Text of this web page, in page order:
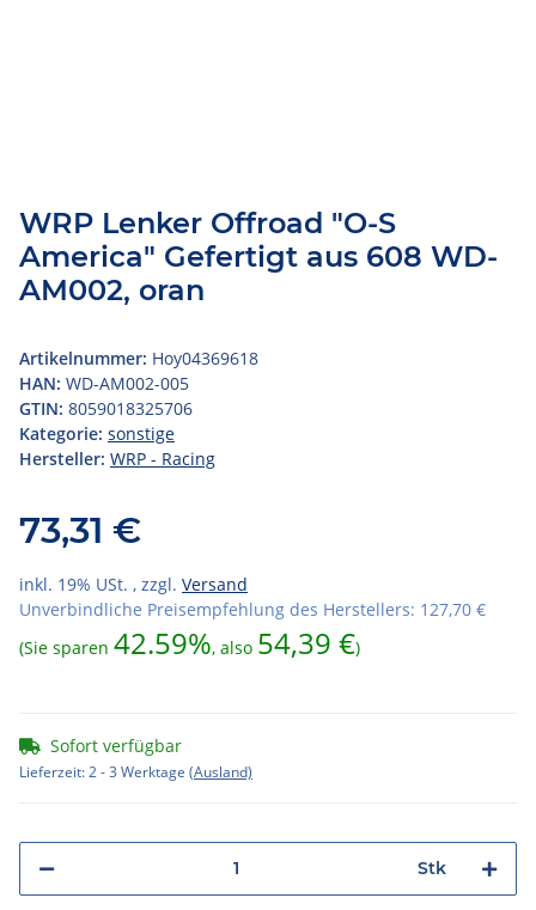
WRP Lenker Offroad "O-S
America" Gefertigt aus 608 WD-
AM002, oran
Artikelnummer: Hoy04369618
HAN: WD-AM002-005
GTIN: 8059018325706
Kategorie: sonstige
Hersteller: WRP - Racing
73,31 €
inkl. 19% USt. , zzgl. Versand
Unverbindliche Preisempfehlung des Herstellers: 127,70 €
(Sie sparen 42.59%, also 54,39 €)
Sofort verfügbar
Lieferzeit:2 - 3 Werktage (Ausland)
Stk